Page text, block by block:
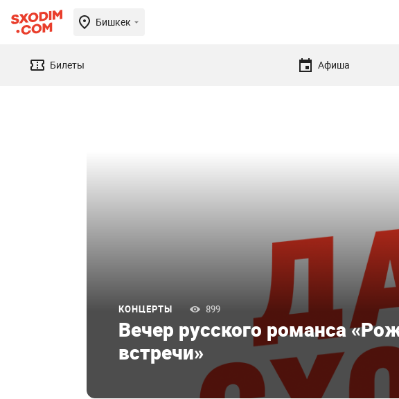
Бишкек
Билеты Афиша
КОНЦЕРТЫ 899
Вечер русского романса
встречи»